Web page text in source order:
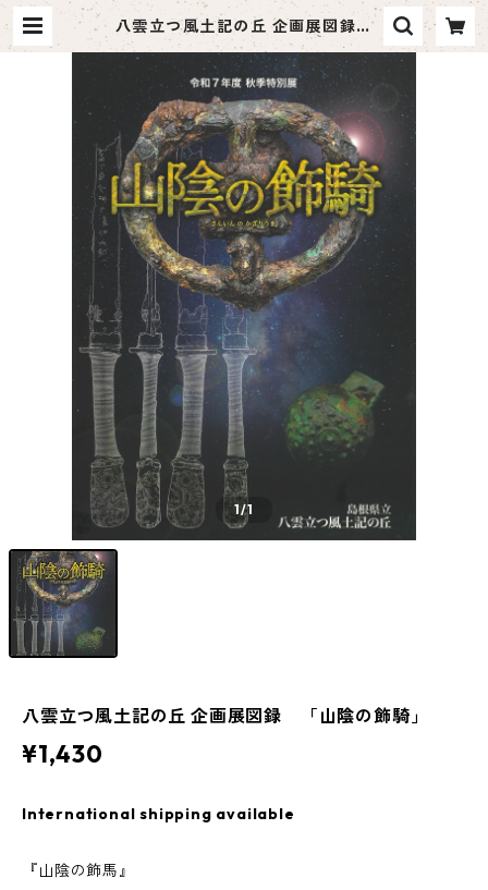
八雲立つ風土記の丘 企画展図録
「山陰の飾騎」 | ハーベスト出版
1/1
八雲立つ風土記の丘 企画展図録 「山陰の飾騎」
¥1,430
International shipping available
『山陰の飾馬』